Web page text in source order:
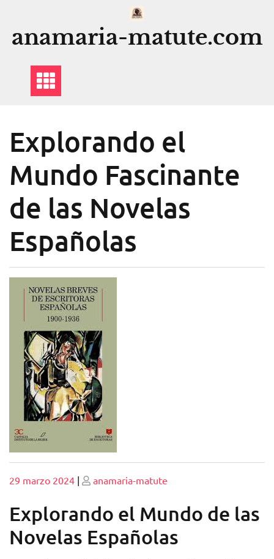
contenido
anamaria-matute.com
Explorando el
Mundo Fascinante
de las Novelas
Españolas
Publicado
29 marzo 2024 | Publicado
anamaria-matute
Explorando el Mundo de las
Novelas Españolas